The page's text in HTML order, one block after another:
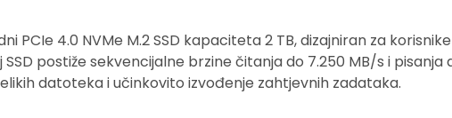
PCIe 4.0 NVMe M.2 SSD kapaciteta 2 TB, dizajniran za
postiže sekvencijalne brzine čitanja do 7.250 MB/s i pisanja
datoteka i učinkovito izvođenje zahtjevnih zadataka.